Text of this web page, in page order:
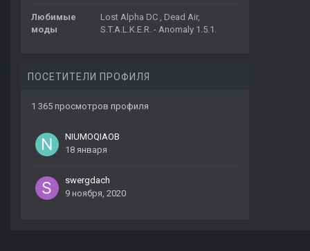
Любимые
моды
Lost Alpha DC , Dead Air,
S.T.A.L.K.E.R. - Anomaly 1.5.1.
ПОСЕТИТЕЛИ ПРОФИЛЯ
1 365 просмотров профиля
NIUMOQIAOB
18 января
swergdach
9 ноября, 2020